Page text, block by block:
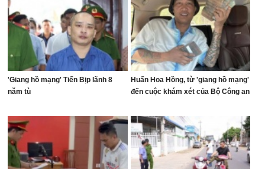
'Giang hồ mạng' Tiến Bịp lãnh 8
năm tù
Huấn Hoa Hồng, từ 'giang hồ mạng'
đến cuộc khám xét của Bộ Công an